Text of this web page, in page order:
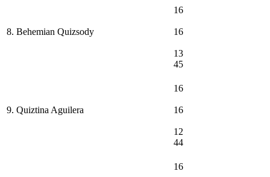
8. Behemian Quizsody
16
16
13
45
9. Quiztina Aguilera
16
16
12
44
16